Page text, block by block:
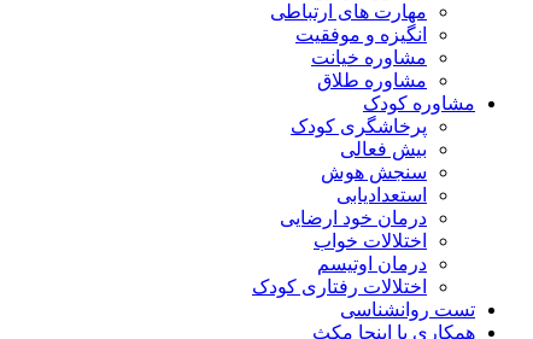
مهارت های ارتباطی
انگیزه و موفقیت
مشاوره خیانت
مشاوره طلاق
مشاوره کودک
پرخاشگری کودک
بیش فعالی
سنجش هوش
استعدادیابی
درمان خود ارضایی
اختلالات خواب
درمان اوتیسم
اختلالات رفتاری کودک
تست روانشناسی
همکاری با اینجا مکث